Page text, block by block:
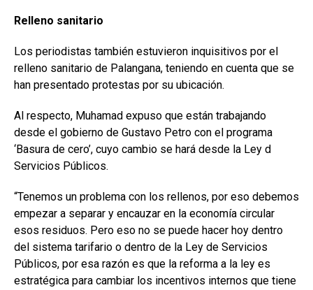
Relleno sanitario
Los periodistas también estuvieron inquisitivos por el
relleno sanitario de Palangana, teniendo en cuenta que se
han presentado protestas por su ubicación.
Al respecto, Muhamad expuso que están trabajando
desde el gobierno de Gustavo Petro con el programa
‘Basura de cero’, cuyo cambio se hará desde la Ley d
Servicios Públicos.
“Tenemos un problema con los rellenos, por eso debemos
empezar a separar y encauzar en la economía circular
esos residuos. Pero eso no se puede hacer hoy dentro
del sistema tarifario o dentro de la Ley de Servicios
Públicos, por esa razón es que la reforma a la ley es
estratégica para cambiar los incentivos internos que tiene